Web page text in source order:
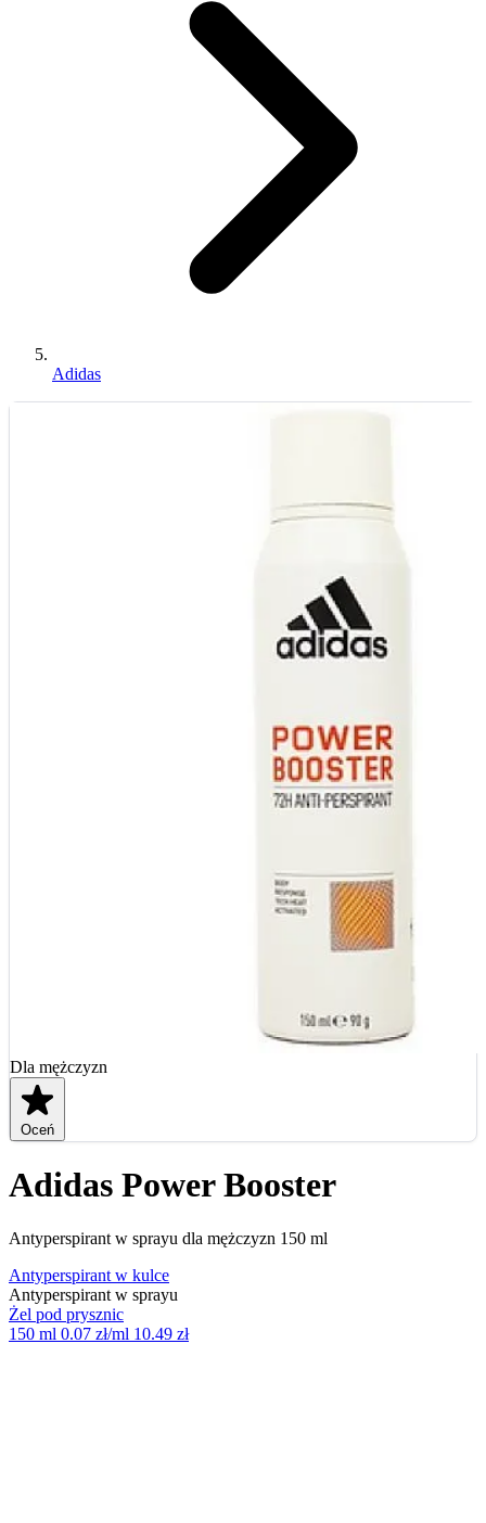
Adidas
Dla mężczyzn
Oceń
Adidas Power Booster
Antyperspirant w sprayu dla mężczyzn 150 ml
Antyperspirant w kulce
Antyperspirant w sprayu
Żel pod prysznic
150 ml 0.07 zł/ml 10.49 zł